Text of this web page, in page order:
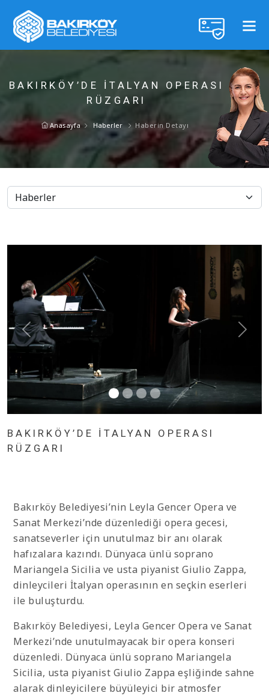
BAKIRKÖY’DE İTALYAN OPERASI
RÜZGARI
Anasayfa Haberler Haberin Detayı
BAKIRKÖY’DE İTALYAN OPERASI
RÜZGARI
Bakırköy Belediyesi’nin Leyla Gencer Opera ve
Sanat Merkezi’nde düzenlediği opera gecesi,
sanatseverler için unutulmaz bir anı olarak
hafızalara kazındı. Dünyaca ünlü soprano
Mariangela Sicilia ve usta piyanist Giulio Zappa,
dinleycileri İtalyan operasının en seçkin eserleri
ile buluşturdu.
Bakırköy Belediyesi, Leyla Gencer Opera ve Sanat
Merkezi’nde unutulmayacak bir opera konseri
düzenledi. Dünyaca ünlü soprano Mariangela
Sicilia, usta piyanist Giulio Zappa eşliğinde sahne
alarak dinleyicilere büyüleyici bir atmosfer